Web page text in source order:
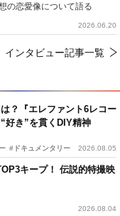
？『エレファント6レコー
好き”を貫くDIY精神
#ドキュメンタリー 2026.08.05
キープ！ 伝説的特撮映
2026.08.04
の恋愛像について語る
2026.06.20
インタビュー記事一覧